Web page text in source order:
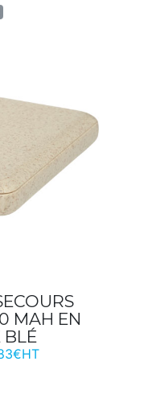
MAH EN
BLÉ